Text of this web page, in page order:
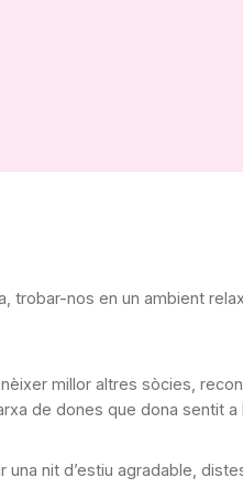
nos en un ambient
millor altres sòcies,
de dones que dona sentit a
una nit d’estiu agradable,